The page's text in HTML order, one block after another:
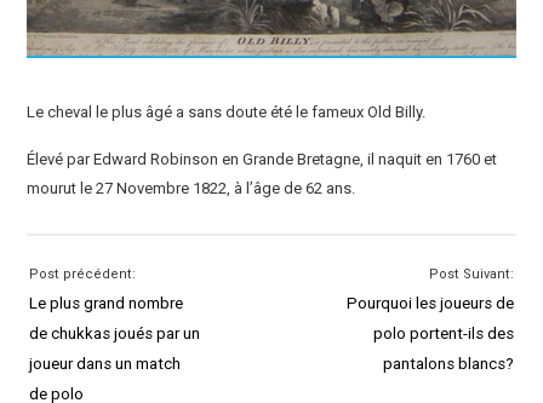
Le cheval le plus âgé a sans doute été le fameux Old Billy.
Élevé par Edward Robinson en Grande Bretagne, il naquit en 1760 et
mourut le 27 Novembre 1822, à l’âge de 62 ans.
Post précédent:
Le plus grand nombre
de chukkas joués par un
joueur dans un match
de polo
Post Suivant:
Pourquoi les joueurs de
polo portent-ils des
pantalons blancs?